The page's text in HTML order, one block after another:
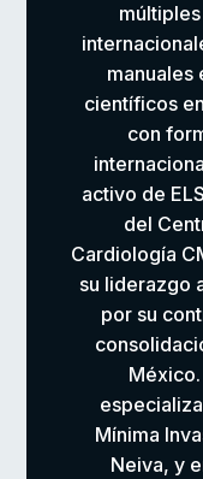
manuales
científicos
con
activo de
del
Cardiología
su liderazgo
por su
Mínima
Neiva, y